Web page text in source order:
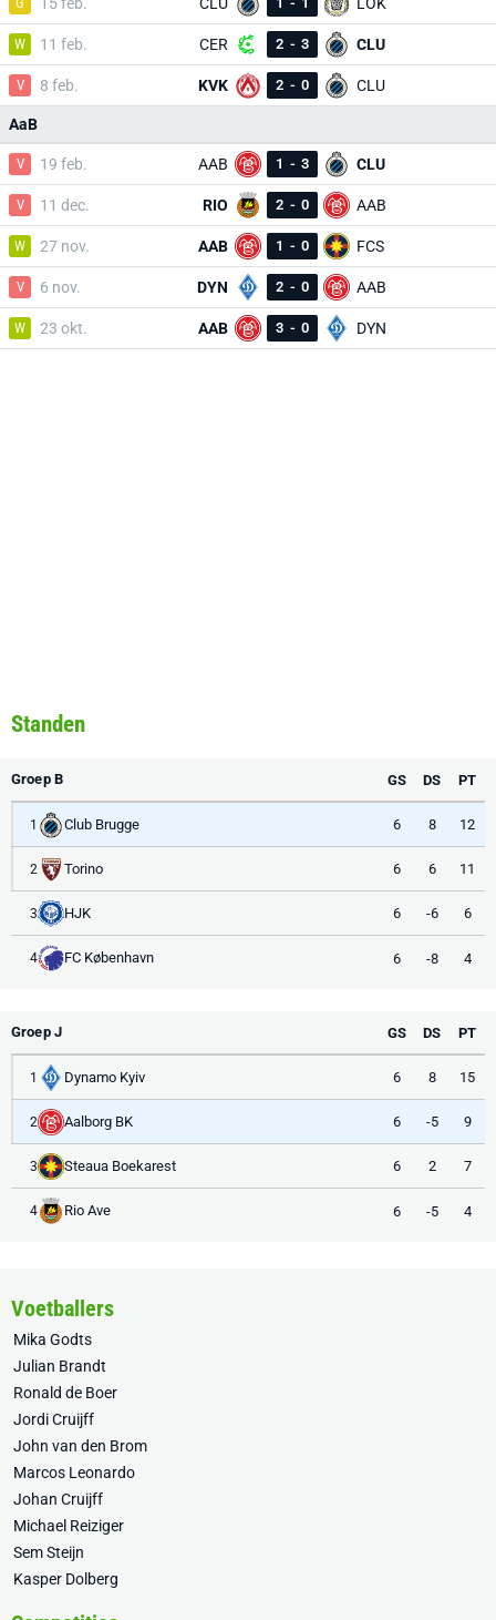
W 11 feb. CER 2 - 3 CLU
V 8 feb. KVK 2 - 0 CLU
AaB
V 19 feb. AAB 1 - 3 CLU
V 11 dec. RIO 2 - 0 AAB
W 27 nov. AAB 1 - 0 FCS
V 6 nov. DYN 2 - 0 AAB
W 23 okt. AAB 3 - 0 DYN
Standen
Groep B GS DS PT
1 Club Brugge 6 8 12
2 Torino 6 6 11
3 HJK 6 -6 6
4 FC København 6 -8 4
Groep J GS DS PT
1 Dynamo Kyiv 6 8 15
2 Aalborg BK 6 -5 9
3 Steaua Boekarest 6 2 7
4 Rio Ave 6 -5 4
Voetballers
Mika Godts
Julian Brandt
Ronald de Boer
Jordi Cruijff
John van den Brom
Marcos Leonardo
Johan Cruijff
Michael Reiziger
Sem Steijn
Kasper Dolberg